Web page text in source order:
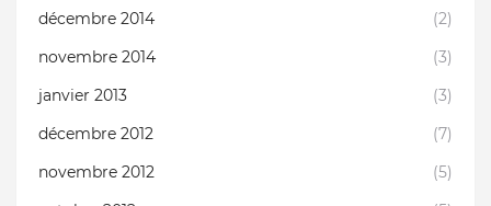
décembre 2014
(2)
novembre 2014
(3)
janvier 2013
(3)
décembre 2012
(7)
novembre 2012
(5)